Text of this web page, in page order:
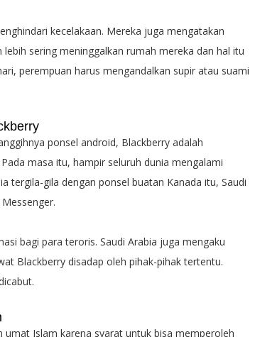
kecelakaan. Mereka juga mengatakan
sering meninggalkan rumah mereka dan hal itu
perempuan harus mengandalkan supir atau suami
ponsel android, Blackberry adalah
masa itu, hampir seluruh dunia mengalami
tergila-gila dengan ponsel buatan Kanada itu, Saudi
bagi para teroris. Saudi Arabia juga mengaku
Blackberry disadap oleh pihak-pihak tertentu.
Islam karena syarat untuk bisa memperoleh